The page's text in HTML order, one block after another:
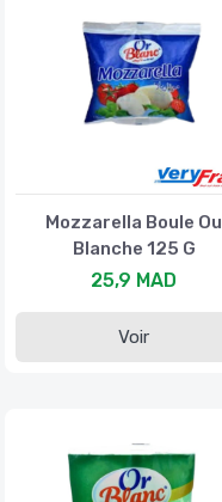
Mozzarella Boule Ou
Blanche 125 G
25,9 MAD
Voir